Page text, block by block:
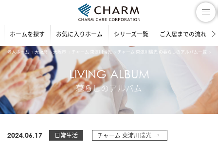
ホームを探す お気に入りホーム シリーズ一覧 ご入居までの流れ
老人ホーム 大阪府 大阪市 チャーム 東淀川瑞光 チャーム 東淀川瑞光 の暮らしのアルバム一覧
LIVING ALBUM
暮らしのアルバム
2024.06.17 日常生活 チャーム 東淀川瑞光